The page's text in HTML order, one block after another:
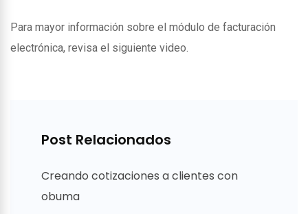
Para mayor información sobre el módulo de facturación
electrónica, revisa el siguiente video.
Post Relacionados
Creando cotizaciones a clientes con
obuma